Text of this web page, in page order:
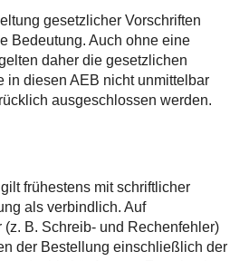
gesetzlicher Vorschriften
Bedeutung. Auch ohne eine
daher die gesetzlichen
in diesen AEB nicht unmittelbar
ausgeschlossen werden.
frühestens mit schriftlicher
als verbindlich. Auf
(z. B. Schreib- und Rechenfehler)
der Bestellung einschließlich der